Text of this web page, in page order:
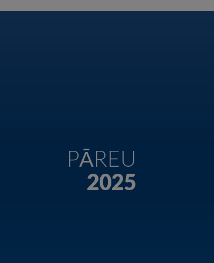
PĀREU
2025